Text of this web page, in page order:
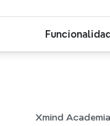
Xmind Academia